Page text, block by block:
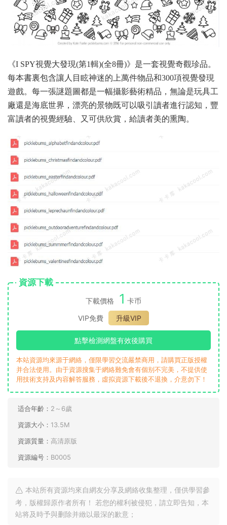
《I SPY視覺大發現(第1輯)(全8冊)》是一套視覺奇觀珍品。
每本書裏包含讓人目眩神迷的上萬件物品和300項視覺發現
遊戲。每一張謎題圖都是一幅攝影藝術精品，無論是玩具工
廠還是海底世界，漂亮的景物既可以吸引讀者進行認知，豐
富讀者的視覺經驗、又可供欣賞，給讀者美的熏陶。
資源下載
下載價格 1 卡币
VIP免費
升級VIP
點擊檢測網盤有效後購買
本站資源均來源于網絡，僅限學習交流嚴禁商用，請購買正版授權
并合法使用。由于資源搜集于網絡難免會有個别不完美，不提供使
用技術支持及内容解答服務，虛拟資源下載後不退換，介意勿下！
适合年齡： 2～6歲
資源大小： 13.5M
資源質量： 高清原版
資源編号： B0005
本站所有資源均來自網友分享及網絡收集整理，僅供學習參
考，版權歸原作者所有！ 若您的權利被侵犯，請立即告知，本
站将及時予與删除并緻以最深的歉意；